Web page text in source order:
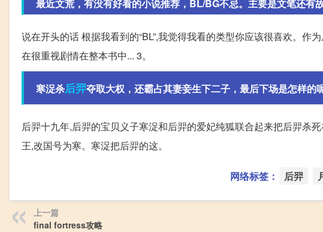
最近文荒，有没有好看的小说推荐，BL/BG不忌。主要是文笔还有
说在开头的话 根据我看到的“BL”,我觉得我看的类型你应该很喜欢。作
在很重视剧情在整本书中... 3。
寒浞杀后羿夺取大权，还霸占其妻妾生下二子，最后下场是怎样的
后羿十九年,后羿的宝贝义子寒浞和后羿的爱妃纯狐联合起来把后羿杀
王,改国号为寒。寒浞把后羿的这。
网络标签： 后羿
上一篇
final fortress攻略